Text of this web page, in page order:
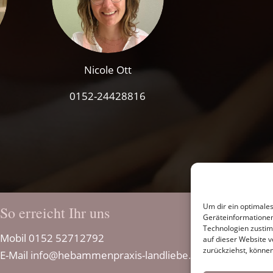
Um dir ein
Technologien
auf dieser Website
zurückziehst,
Nicole Ott
0152-24428816
So erreicht Ihr uns
Mobil 0152 52712792
E-Mail info@hebammenpraxis-landliebe.de